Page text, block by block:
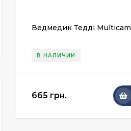
Ведмедик Тедді Multicam
В НАЛИЧИИ
665 грн.